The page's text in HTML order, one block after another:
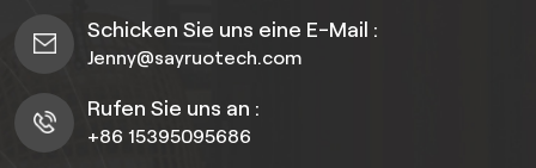
Schicken Sie uns eine E-Mail :
Jenny@sayruotech.com
Rufen Sie uns an :
+86 15395095686